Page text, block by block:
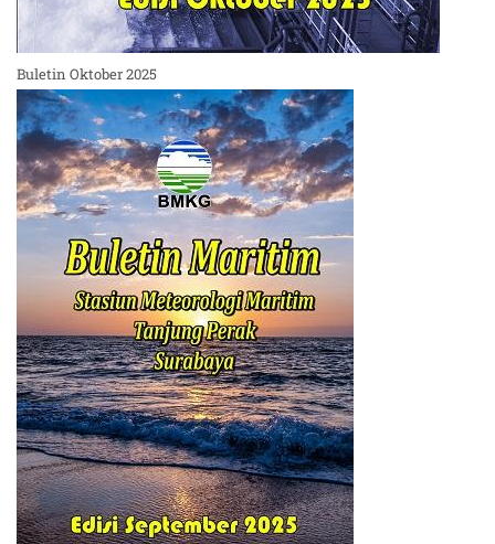
Buletin Oktober 2025